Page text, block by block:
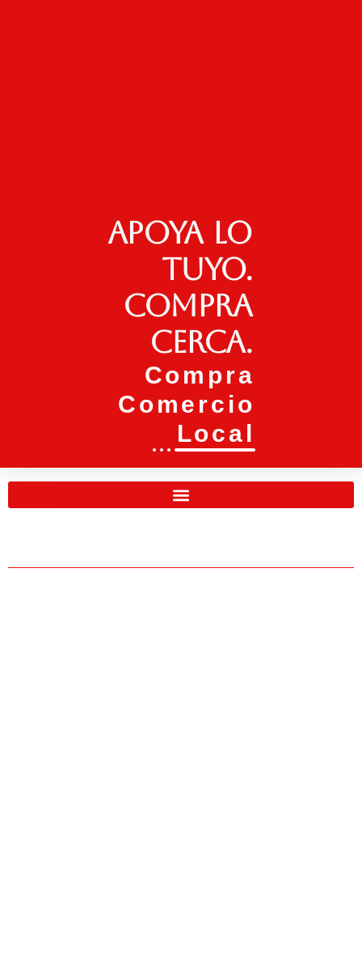
Apoya lo
tuyo.
Compra
cerca.
Compra
Comercio
Local